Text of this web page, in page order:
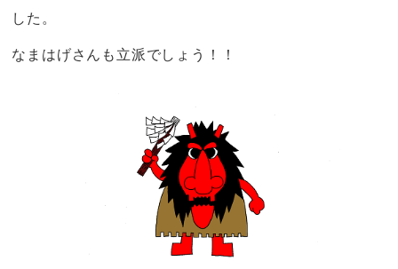
した。
なまはげさんも立派でしょう！！